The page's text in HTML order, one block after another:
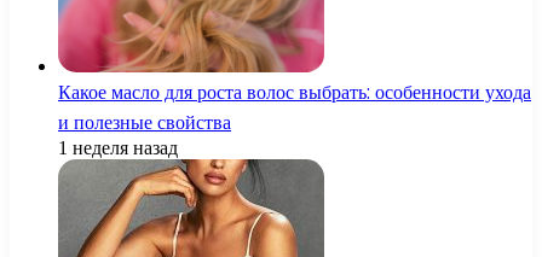
Какое масло для роста волос выбрать: особенности ухода
и полезные свойства
1 неделя назад